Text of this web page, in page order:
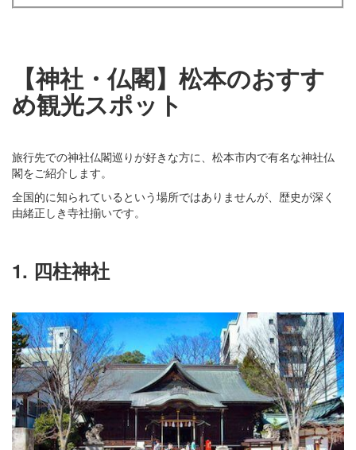
【神社・仏閣】松本のおすす
め観光スポット
旅行先での神社仏閣巡りが好きな方に、松本市内で有名な神社仏
閣をご紹介します。
全国的に知られているという場所ではありませんが、歴史が深く
由緒正しき寺社揃いです。
1. 四柱神社